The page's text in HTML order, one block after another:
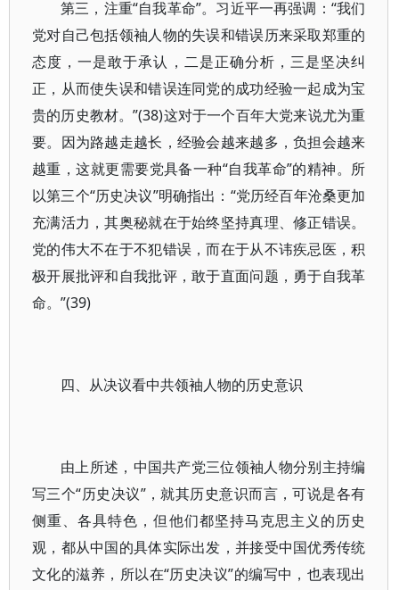
第三，注重“自我革命”。习近平一再强调：“我们
党对自己包括领袖人物的失误和错误历来采取郑重的
态度，一是敢于承认，二是正确分析，三是坚决纠
正，从而使失误和错误连同党的成功经验一起成为宝
贵的历史教材。”(38)这对于一个百年大党来说尤为重
要。因为路越走越长，经验会越来越多，负担会越来
越重，这就更需要党具备一种“自我革命”的精神。所
以第三个“历史决议”明确指出：“党历经百年沧桑更加
充满活力，其奥秘就在于始终坚持真理、修正错误。
党的伟大不在于不犯错误，而在于从不讳疾忌医，积
极开展批评和自我批评，敢于直面问题，勇于自我革
命。”(39)
四、从决议看中共领袖人物的历史意识
由上所述，中国共产党三位领袖人物分别主持编
写三个“历史决议”，就其历史意识而言，可说是各有
侧重、各具特色，但他们都坚持马克思主义的历史
观，都从中国的具体实际出发，并接受中国优秀传统
文化的滋养，所以在“历史决议”的编写中，也表现出